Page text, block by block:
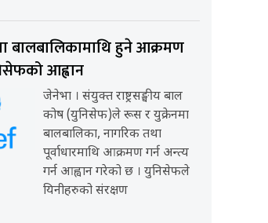
बालबालिकामाथि हुने आक्रमण
आह्वान
जेनेभा । संयुक्त राष्ट्रसङ्घीय बाल
कोष (युनिसेफ)ले रूस र युक्रेनमा
बालबालिका, नागरिक तथा
पूर्वाधारमाथि आक्रमण गर्न अन्त्य
गर्न आह्वान गरेको छ । युनिसेफले
यिनीहरुको संरक्षण